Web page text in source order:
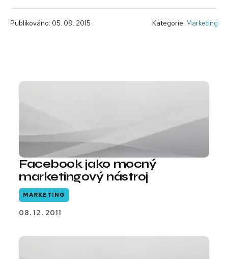
Publikováno: 05. 09. 2015 Kategorie: Marketing
Facebook jako mocný
marketingový nástroj
MARKETING
08. 12. 2011